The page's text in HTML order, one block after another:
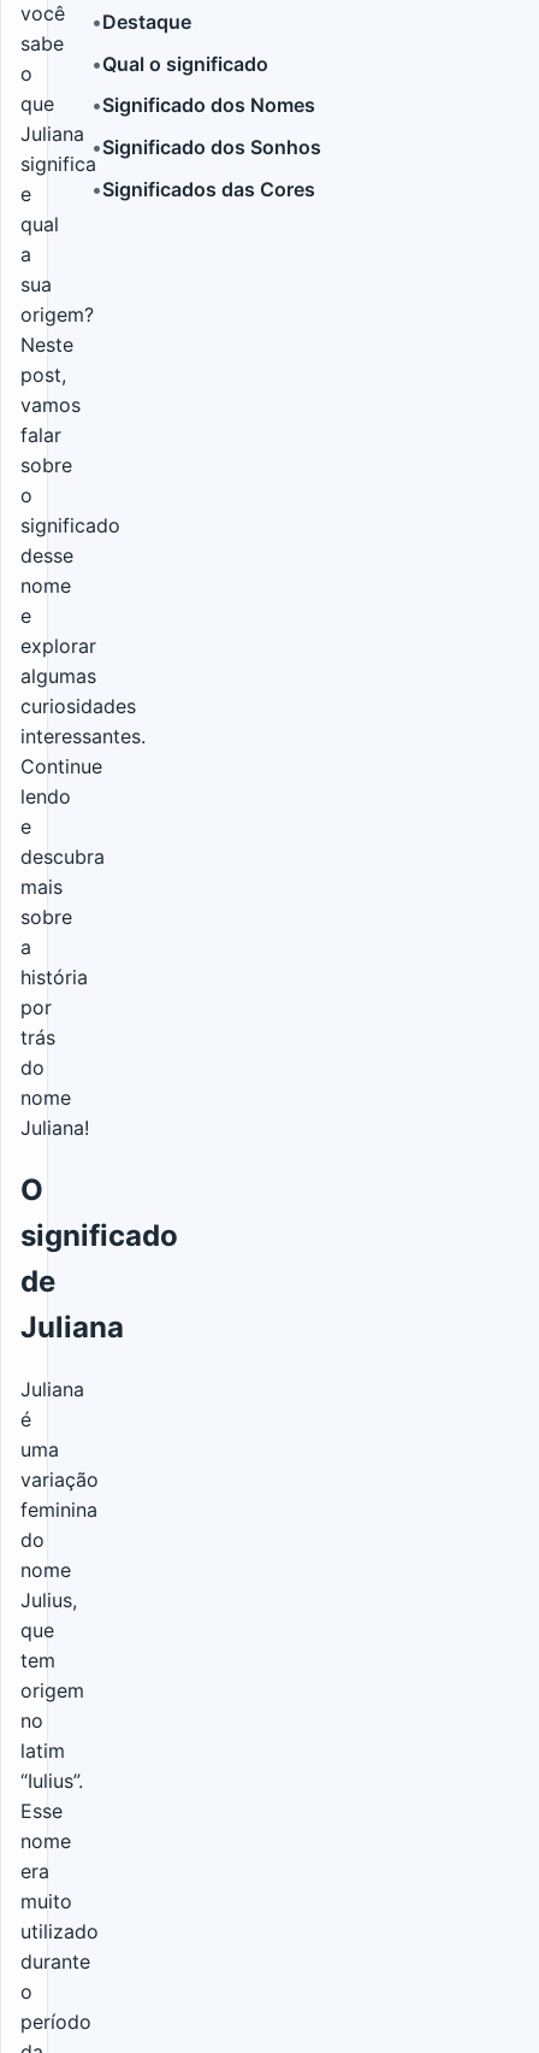
você
sabe
o
que
Juliana
significa
e
qual
a
sua
origem?
Neste
post,
vamos
falar
sobre
o
significado
desse
nome
e
explorar
algumas
curiosidades
interessantes.
Continue
lendo
e
descubra
mais
sobre
a
história
por
trás
do
nome
Juliana!
O
significado
de
Juliana
Juliana
é
uma
variação
feminina
do
nome
Julius,
que
tem
origem
no
latim
“Iulius”.
Esse
nome
era
muito
utilizado
durante
o
período
LER MAIS
•Destaque
•Qual o significado
•Significado dos Nomes
•Significado dos Sonhos
•Significados das Cores